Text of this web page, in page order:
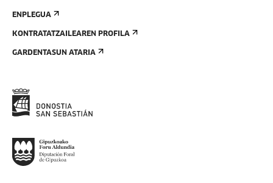
ENPLEGUA
KONTRATATZAILEAREN PROFILA
GARDENTASUN ATARIA